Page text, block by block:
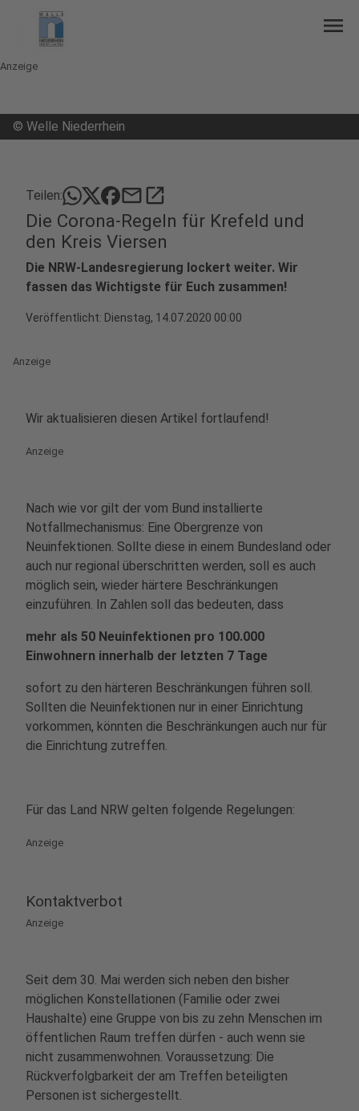
menu
Anzeige
© Welle Niederrhein
Teilen: mailopen_in_new
Die Corona-Regeln für Krefeld und
den Kreis Viersen
Die NRW-Landesregierung lockert weiter. Wir
fassen das Wichtigste für Euch zusammen!
Veröffentlicht: Dienstag, 14.07.2020 00:00
Anzeige
Wir aktualisieren diesen Artikel fortlaufend!
Anzeige
Nach wie vor gilt der vom Bund installierte
Notfallmechanismus: Eine Obergrenze von
Neuinfektionen. Sollte diese in einem Bundesland oder
auch nur regional überschritten werden, soll es auch
möglich sein, wieder härtere Beschränkungen
einzuführen. In Zahlen soll das bedeuten, dass
mehr als 50 Neuinfektionen pro 100.000
Einwohnern innerhalb der letzten 7 Tage
sofort zu den härteren Beschränkungen führen soll.
Sollten die Neuinfektionen nur in einer Einrichtung
vorkommen, könnten die Beschränkungen auch nur für
die Einrichtung zutreffen.
Für das Land NRW gelten folgende Regelungen:
Anzeige
Kontaktverbot
Anzeige
Seit dem 30. Mai werden sich neben den bisher
möglichen Konstellationen (Familie oder zwei
Haushalte) eine Gruppe von bis zu zehn Menschen im
öffentlichen Raum treffen dürfen - auch wenn sie
nicht zusammenwohnen. Voraussetzung: Die
Rückverfolgbarkeit der am Treffen beteiligten
Personen ist sichergestellt.